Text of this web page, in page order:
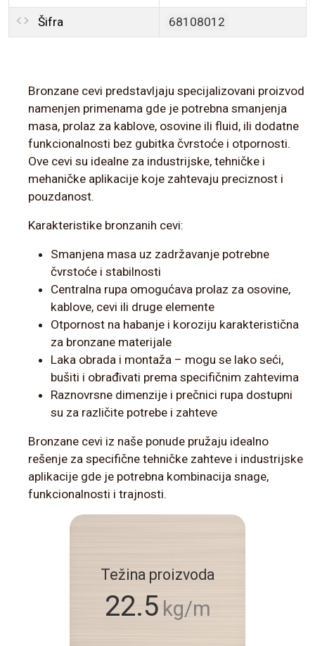
Šifra 68108012
Bronzane cevi predstavljaju specijalizovani proizvod
namenjen primenama gde je potrebna smanjenja
masa, prolaz za kablove, osovine ili fluid, ili dodatne
funkcionalnosti bez gubitka čvrstoće i otpornosti.
Ove cevi su idealne za industrijske, tehničke i
mehaničke aplikacije koje zahtevaju preciznost i
pouzdanost.
Karakteristike bronzanih cevi:
Smanjena masa uz zadržavanje potrebne
čvrstoće i stabilnosti
Centralna rupa omogućava prolaz za osovine,
kablove, cevi ili druge elemente
Otpornost na habanje i koroziju karakteristična
za bronzane materijale
Laka obrada i montaža – mogu se lako seći,
bušiti i obrađivati prema specifičnim zahtevima
Raznovrsne dimenzije i prečnici rupa dostupni
su za različite potrebe i zahteve
Bronzane cevi iz naše ponude pružaju idealno
rešenje za specifične tehničke zahteve i industrijske
aplikacije gde je potrebna kombinacija snage,
funkcionalnosti i trajnosti.
Težina proizvoda
22.5 kg/m